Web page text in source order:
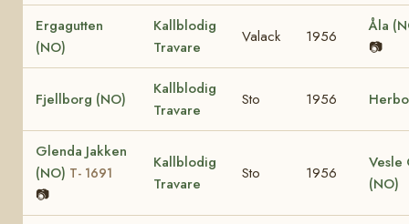
Ergagutten
(NO)
Kallblodig
Travare
Valack 1956
Åla
📷
Fjellborg (NO)
Kallblodig
Travare
Sto 1956
Glenda Jakken
(NO) T- 1691
📷
Kallblodig
Travare
Sto 1956
Vesle
(NO)